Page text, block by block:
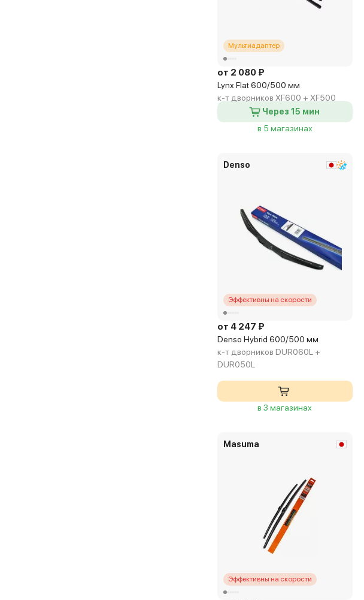
Мультиадаптер
от 2 080 ₽
Lynx Flat 600/500 мм
к-т дворников XF600 + XF500
Через 15 мин
в 5 магазинах
Denso
Эффективны на скорости
от 4 247 ₽
Denso Hybrid 600/500 мм
к-т дворников DUR060L +
DUR050L
в 3 магазинах
Masuma
Эффективны на скорости